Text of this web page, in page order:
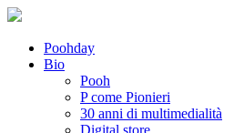
Poohday
Bio
Pooh
P come Pionieri
30 anni di multimedialità
Digital store